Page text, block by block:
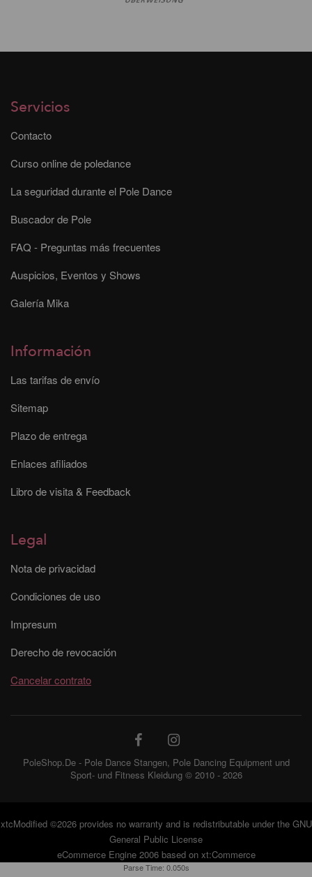
Servicios
Contacto
Curso online de poledance
La seguridad durante el Pole Dance
Buscador de Pole
FAQ - Preguntas más frecuentes
Auspicios, Eventos y Shows
Galería Mika
Información
Las tarifas de envío
Sitemap
Plazo de entrega
Enlaces afiliados
Libro de visita & Feedback
Legal
Nota de privacidad
Condiciones de uso
Impresum
Derecho de revocación
Cancelar contrato
PoleShop.De - Pole Dance Stangen, Pole Dancing Equipment und
Sport- und Fitness Kleidung © 2010 - 2026
xtcModified©2026 provides no warranty and is redistributable under the GNU
General Public License
eCommerce Engine 2006 based on xt:Commerce
Parse Time: 0.050s